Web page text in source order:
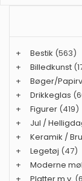
+ Bestik (563)
+
Billedkunst
+
Bøger/
+
Drikkeglas
+
Figurer (419)
+
Jul /
+
Keramik /
+
Legetøj (47)
+
Moderne
+
Platter m.v.